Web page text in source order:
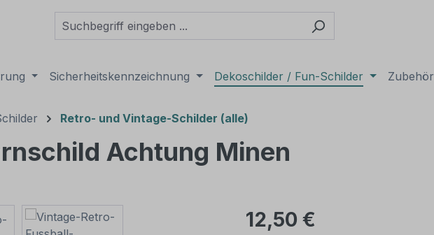
Sicherheitskennzeichnung Dekoschilder / Fun-Schilder Zubehör
Retro- und Vintage-Schilder (alle)
Achtung Minen
12,50 €